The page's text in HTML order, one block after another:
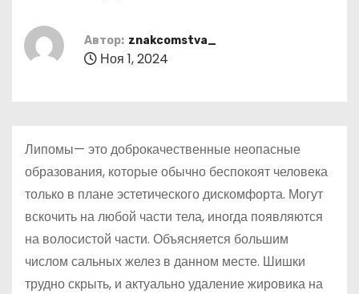
Автор: znakcomstva_
Ноя 1, 2024
Липомы— это доброкачественные неопасные
образования, которые обычно беспокоят человека
только в плане эстетического дискомфорта. Могут
вскочить на любой части тела, иногда появляются
на волосистой части. Объясняется большим
числом сальных желез в данном месте. Шишки
трудно скрыть, и актуально удаление жировика на